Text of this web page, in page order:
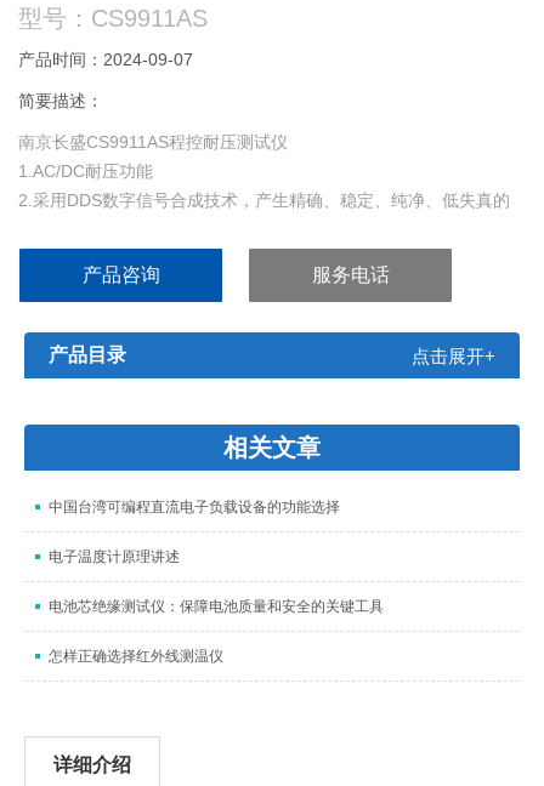
型号：CS9911AS
产品时间：2024-09-07
简要描述：
南京长盛CS9911AS程控耐压测试仪
1.AC/DC耐压功能
2.采用DDS数字信号合成技术，产生精确、稳定、纯净、低失真的
4.具有两种电弧侦测方式可选择：电流方式、等级方式
产品咨询 服务电话
产品目录 点击展开+
相关文章
中国台湾可编程直流电子负载设备的功能选择
电子温度计原理讲述
电池芯绝缘测试仪：保障电池质量和安全的关键工具
怎样正确选择红外线测温仪
详细介绍